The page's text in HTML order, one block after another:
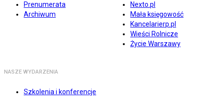
Prenumerata
Archiwum
Nexto.pl
Mała księgowość
Kancelarierp.pl
Wieści Rolnicze
Życie Warszawy
NASZE WYDARZENIA
Szkolenia i konferencje